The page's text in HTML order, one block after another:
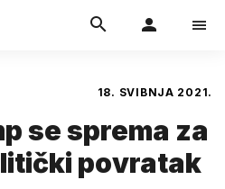
18. SVIBNJA 2021.
se sprema za
povratak